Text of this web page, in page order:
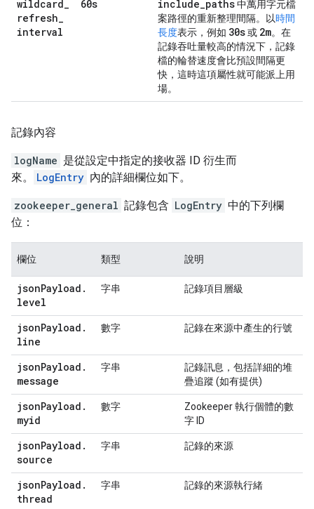
wildcard _
refresh_
interval
60s include_paths中萬用字元檔
案路徑的重新整理間隔。以時間
長度表示，例如 30s或 2m。在
記錄吞吐量較高的情況下，記錄
檔的輪替速度會比預設間隔更
快，這時這項屬性就可能派上用
場。
記錄內容
logName 是從設定中指定的接收器 ID 衍生而
來。
LogEntry 內的詳細欄位如下。
zookeeper_general 記錄包含 LogEntry 中的下列欄
位：
欄位 類型 說明
jsonPayload .
level
字串 記錄項目層級
jsonPayload .
line
數字 記錄在來源中產生的行號
jsonPayload .
message
字串
記錄訊息，包括詳細的堆
疊追蹤 (如有提供)
jsonPayload .
myid
數字
Zookeeper 執行個體的數
字 ID
jsonPayload .
source
字串 記錄的來源
jsonPayload .
thread
字串 記錄的來源執行緒